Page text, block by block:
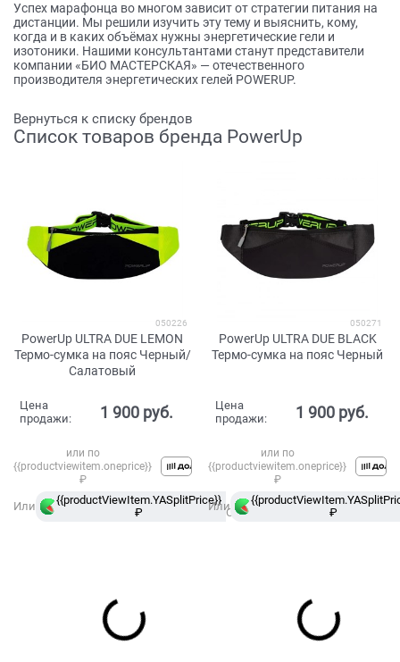
Успех марафонца во многом зависит от стратегии питания на
дистанции. Мы решили изучить эту тему и выяснить, кому,
когда и в каких объёмах нужны энергетические гели и
изотоники. Нашими консультантами станут представители
компании «БИО МАСТЕРСКАЯ» — отечественного
производителя энергетических гелей POWERUP.
Вернуться к списку брендов
Список товаров бренда PowerUp
050226
PowerUp ULTRA DUE LEMON
Термо-сумка на пояс Черный/
Салатовый
Цена
продажи:
1 900 руб.
или по
{{productviewitem.oneprice}}
₽
Или
{{productViewItem.YASplitPrice}}
₽
в
Сплит
050271
PowerUp ULTRA DUE BLACK
Термо-сумка на пояс Черный
Цена
продажи:
1 900 руб.
или по
{{productviewitem.oneprice}}
₽
Или
₽